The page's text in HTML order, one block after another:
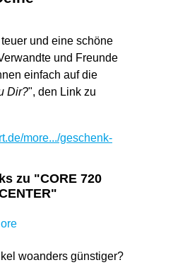
und eine schöne
und Freunde
einfach auf die
Dir?", den Link zu
more.../geschenk-
zu "CORE 720
woanders günstiger?